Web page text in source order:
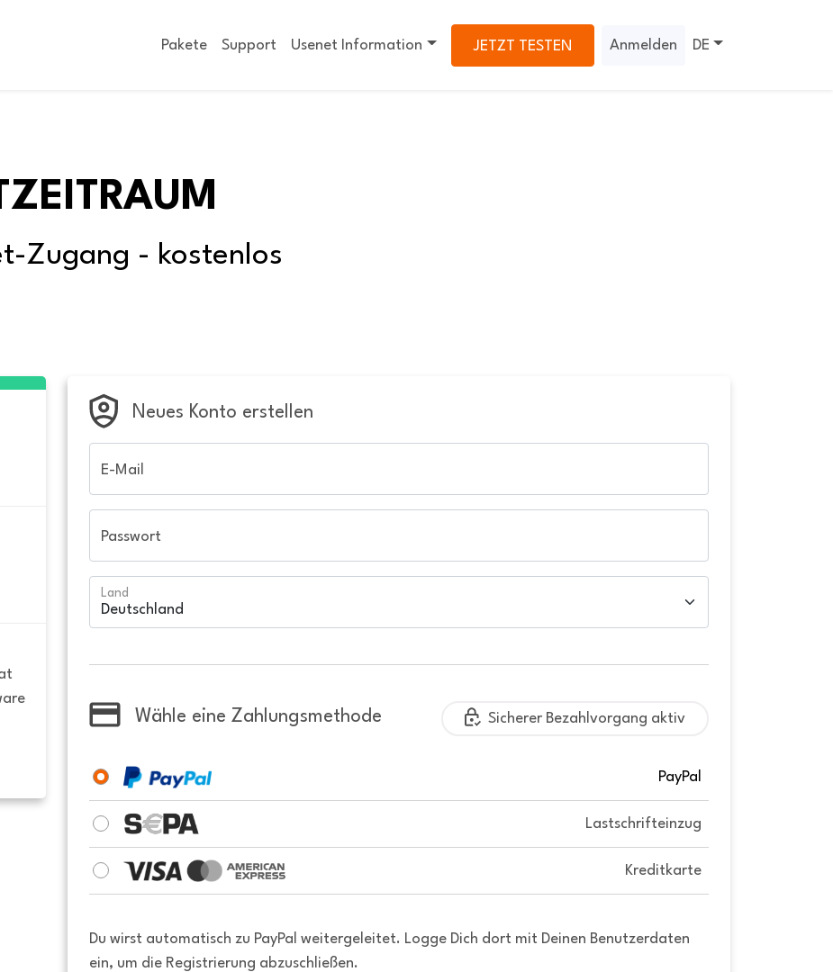
Pakete Support Usenet Information JETZT TESTEN Anmelden DE
Zugang - kostenlos
Neues Konto erstellen
E-Mail
Passwort
Land
Wähle eine Zahlungsmethode Sicherer Bezahlvorgang aktiv
PayPal
Lastschrifteinzug
Kreditkarte
Du wirst automatisch zu PayPal weitergeleitet. Logge Dich dort mit Deinen Benutzerdaten
ein, um die Registrierung abzuschließen.